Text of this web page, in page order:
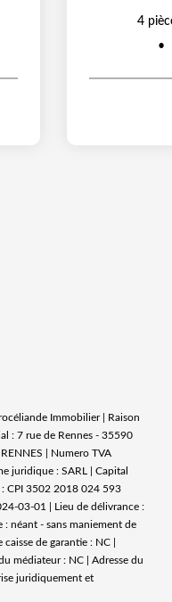
4
Immobilier | Raison
: 7 rue de Rennes - 35590
| Numero TVA
juridique : SARL | Capital
: CPI 3502 2018 024 593
03-01 | Lieu de délivrance :
: néant - sans maniement de
de garantie : NC |
médiateur : NC | Adresse du
juridiquement et